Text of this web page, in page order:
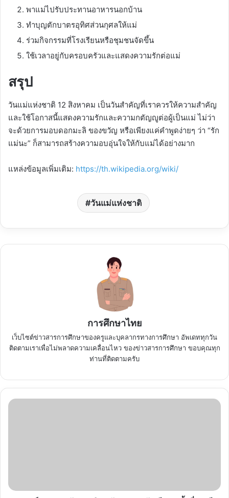
พาแม่ไปรับประทานอาหารนอกบ้าน
ทำบุญตักบาตรอุทิศส่วนกุศลให้แม่
ร่วมกิจกรรมที่โรงเรียนหรือชุมชนจัดขึ้น
ใช้เวลาอยู่กับครอบครัวและแสดงความรักต่อแม่
สรุป
วันแม่แห่งชาติ 12 สิงหาคม เป็นวันสำคัญที่เราควรให้ความสำคัญ
และใช้โอกาสนี้แสดงความรักและความกตัญญูต่อผู้เป็นแม่ ไม่ว่า
จะด้วยการมอบดอกมะลิ ของขวัญ หรือเพียงแค่คำพูดง่ายๆ ว่า “รัก
แม่นะ” ก็สามารถสร้างความอบอุ่นใจให้กับแม่ได้อย่างมาก
แหล่งข้อมูลเพิ่มเติม: https://th.wikipedia.org/wiki/
วันแม่แห่งชาติ
การศึกษาไทย
เว็บไซต์ข่าวสารการศึกษาของครูและบุคลากรทางการศึกษา อัพเดททุกวัน
ติดตามเราเพื่อไม่พลาดความเคลื่อนไหว ของข่าวสารการศึกษา ขอบคุณทุก
ท่านที่ติดตามครับ
เกณฑ์
ที่